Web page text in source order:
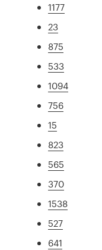
1177
23
875
533
1094
756
15
823
565
370
1538
527
641